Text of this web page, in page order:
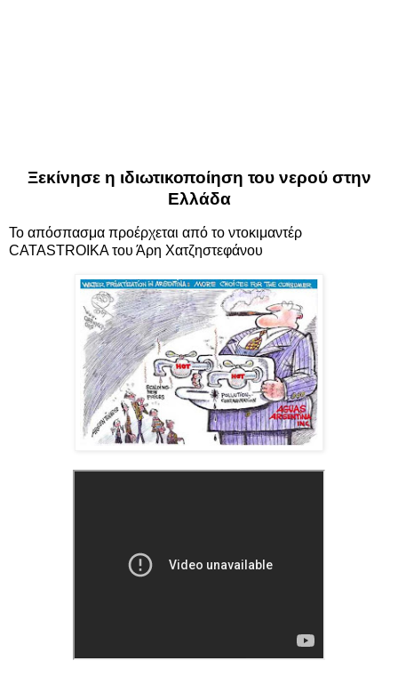
Ξεκίνησε η ιδιωτικοποίηση του νερού στην
Ελλάδα
Το απόσπασμα προέρχεται από το ντοκιμαντέρ
CATASTROIKAτου Άρη Χατζηστεφάνου